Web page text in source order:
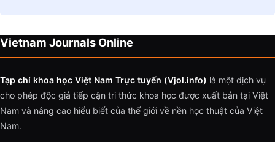
Vietnam Journals Online
Tạp chí khoa học Việt Nam Trực tuyến (Vjol.info) là một dịch vụ
cho phép độc giả tiếp cận tri thức khoa học được xuất bản tại Việt
Nam và nâng cao hiểu biết của thế giới về nền học thuật của Việt
Nam.